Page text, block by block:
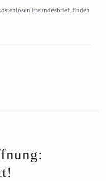
Freundesbrief, finden